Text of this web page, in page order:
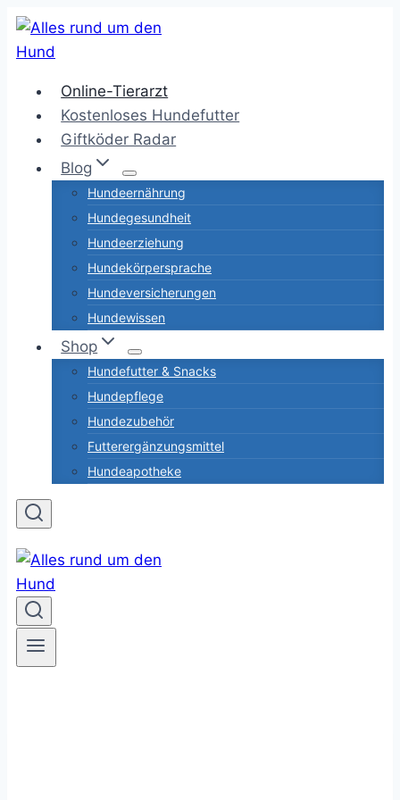
Zum
Inhalt
Online-Tierarzt
Kostenloses Hundefutter
Giftköder Radar
Blog
Hundeernährung
Hundegesundheit
Hundeerziehung
Hundekörpersprache
Hundeversicherungen
Hundewissen
Shop
Hundefutter & Snacks
Hundepflege
Hundezubehör
Futterergänzungsmittel
Hundeapotheke